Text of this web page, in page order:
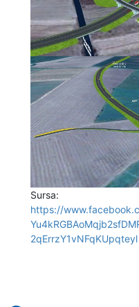
Sursa:
https://
2qErrzY1vNFqKUpqteyl